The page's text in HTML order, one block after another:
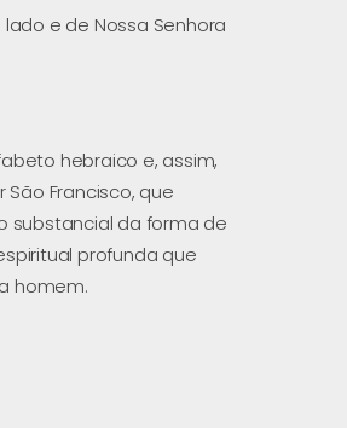
e de Nossa Senhora
hebraico e, assim,
Francisco, que
substancial da forma de
profunda que
homem.